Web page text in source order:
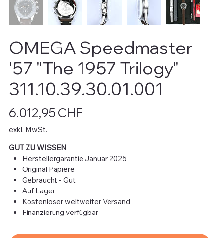
OMEGA Speedmaster
'57 "The 1957 Trilogy"
311.10.39.30.01.001
6.012,95 CHF
exkl. MwSt.
GUT ZU WISSEN
Herstellergarantie Januar 2025
Original Papiere
Gebraucht - Gut
Auf Lager
Kostenloser weltweiter Versand
Finanzierung verfügbar